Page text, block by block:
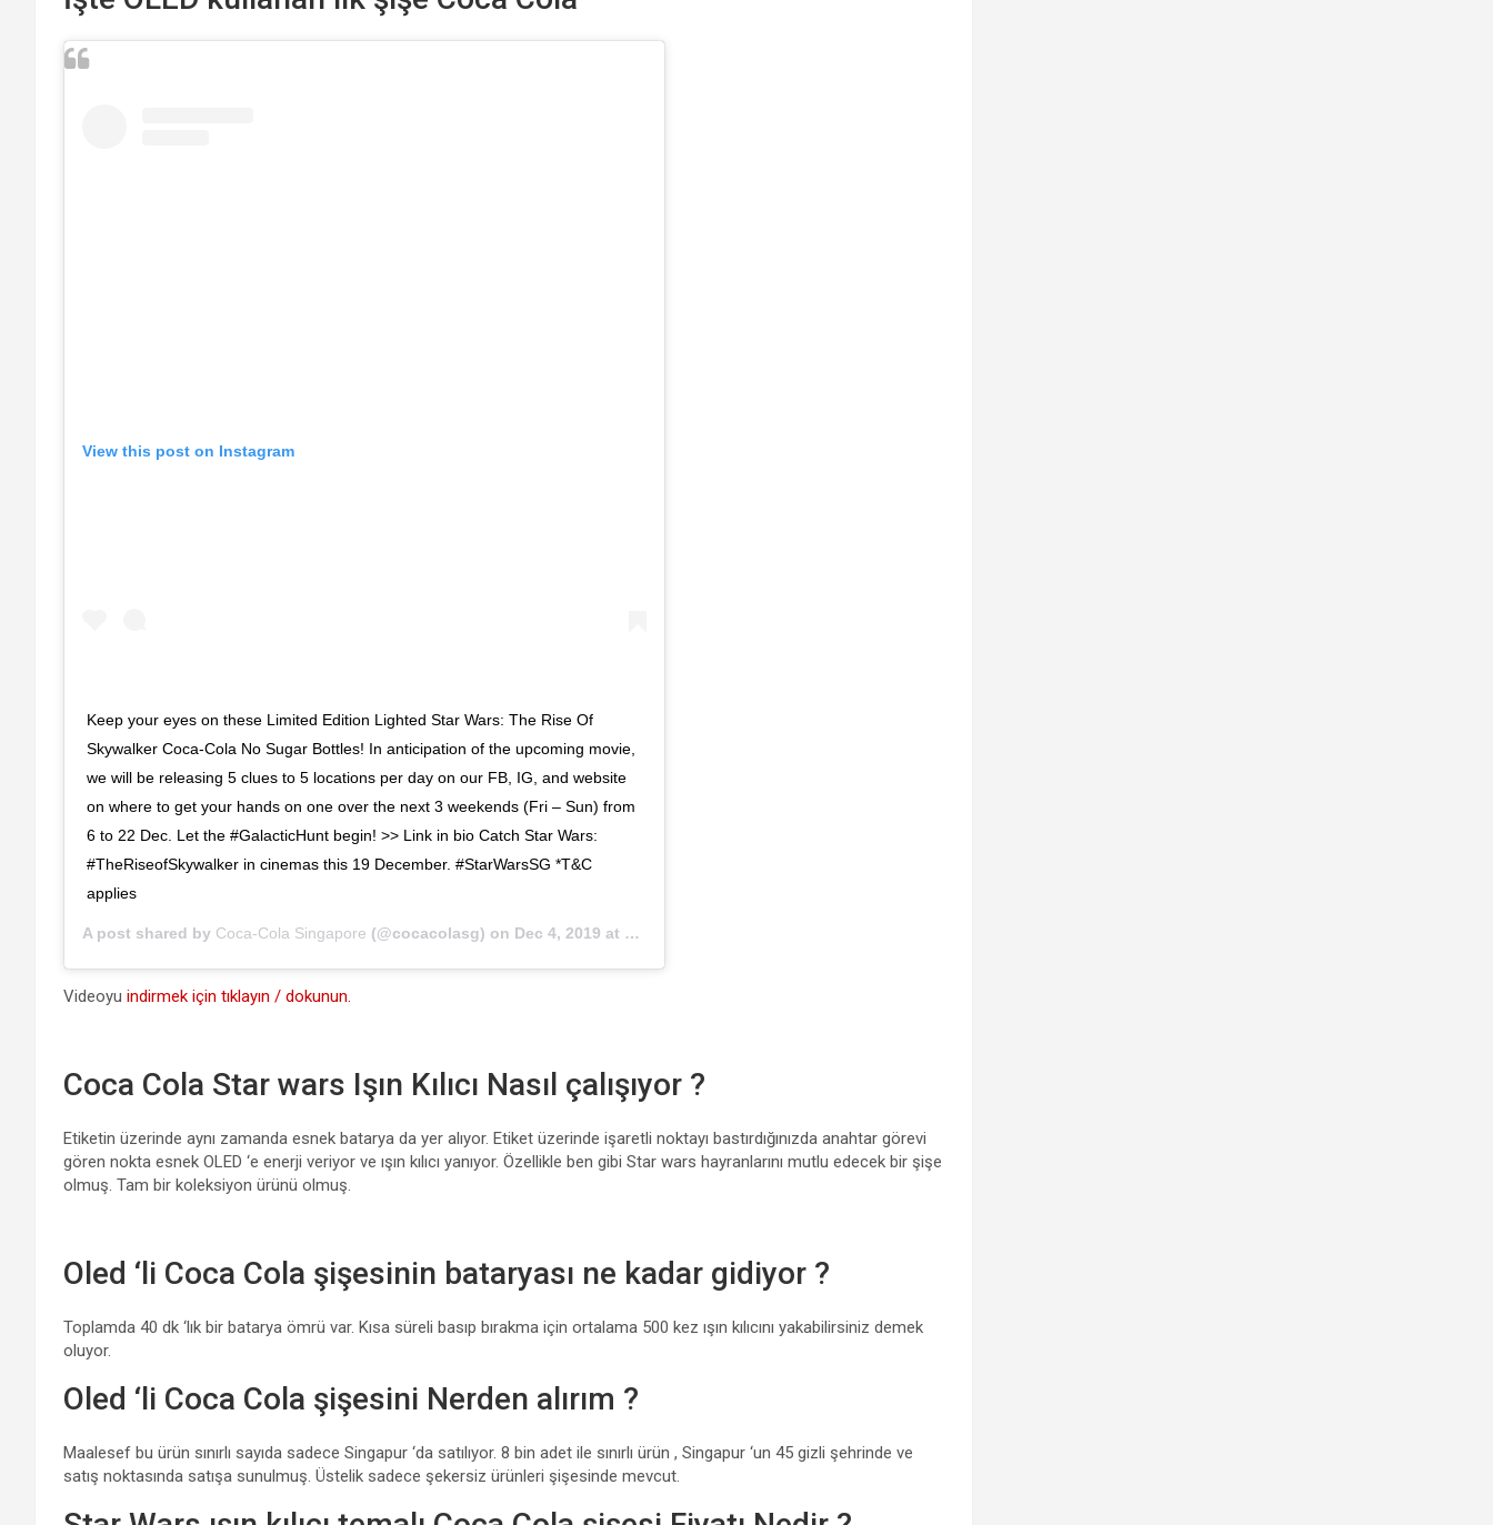
View this post on Instagram
Keep your eyes on these Limited Edition Lighted Star Wars: The Rise Of
Skywalker Coca-Cola No Sugar Bottles! In anticipation of the upcoming movie,
we will be releasing 5 clues to 5 locations per day on our FB, IG, and website
on where to get your hands on one over the next 3 weekends (Fri – Sun) from
6 to 22 Dec. Let the #GalacticHunt begin! >> Link in bio Catch Star Wars:
#TheRiseofSkywalker in cinemas this 19 December. #StarWarsSG *T&C
applies
A post shared by Coca-Cola Singapore (@cocacolasg) on Dec 4, 2019 at 5:00pm PST
Videoyu indirmek için tıklayın / dokunun.
Coca Cola Star wars Işın Kılıcı Nasıl çalışıyor ?
Etiketin üzerinde aynı zamanda esnek batarya da yer alıyor. Etiket üzerinde işaretli noktayı bastırdığınızda anahtar görevi
gören nokta esnek OLED ‘e enerji veriyor ve ışın kılıcı yanıyor. Özellikle ben gibi Star wars hayranlarını mutlu edecek bir şişe
olmuş. Tam bir koleksiyon ürünü olmuş.
Oled ‘li Coca Cola şişesinin bataryası ne kadar gidiyor ?
Toplamda 40 dk ‘lık bir batarya ömrü var. Kısa süreli basıp bırakma için ortalama 500 kez ışın kılıcını yakabilirsiniz demek
oluyor.
Oled ‘li Coca Cola şişesini Nerden alırım ?
Maalesef bu ürün sınırlı sayıda sadece Singapur ‘da satılıyor. 8 bin adet ile sınırlı ürün , Singapur ‘un 45 gizli şehrinde ve
satış noktasında satışa sunulmuş. Üstelik sadece şekersiz ürünleri şişesinde mevcut.